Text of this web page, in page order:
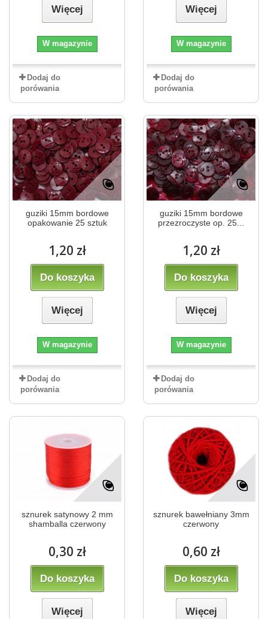
Więcej
W magazynie
Dodaj do
porówania
Więcej
W magazynie
Dodaj do
porówania
guziki 15mm bordowe
opakowanie 25 sztuk
1,20 zł
Do koszyka
Więcej
W magazynie
Dodaj do
porówania
guziki 15mm bordowe
przezroczyste op. 25...
1,20 zł
Do koszyka
Więcej
W magazynie
Dodaj do
porówania
sznurek satynowy 2 mm
shamballa czerwony
0,30 zł
Do koszyka
Więcej
sznurek bawełniany 3mm
czerwony
0,60 zł
Do koszyka
Więcej